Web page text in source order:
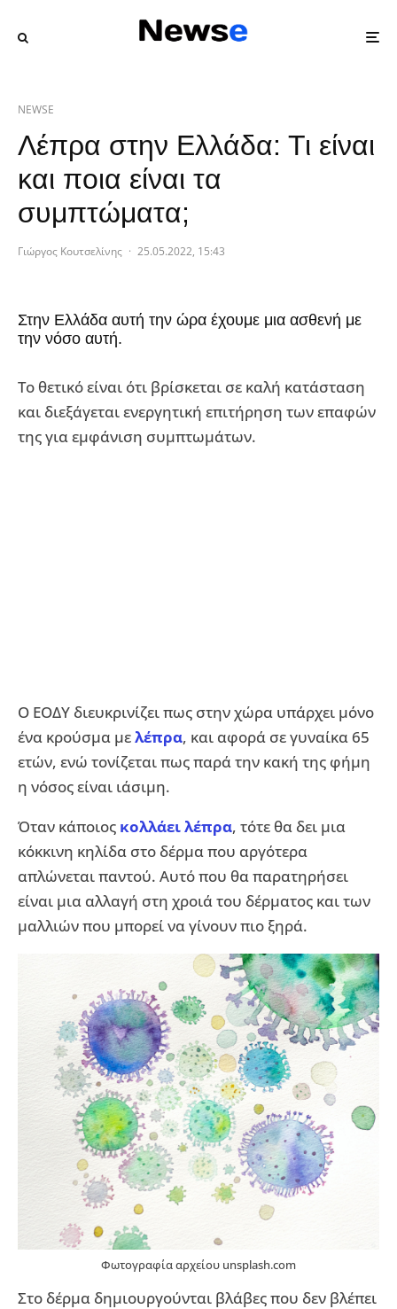
NEWSE
Λέπρα στην Ελλάδα: Τι είναι
και ποια είναι τα
συμπτώματα;
Γιώργος Κουτσελίνης · 25.05.2022, 15:43
Στην Ελλάδα αυτή την ώρα έχουμε μια ασθενή με
την νόσο αυτή.
Το θετικό είναι ότι βρίσκεται σε καλή κατάσταση
και διεξάγεται ενεργητική επιτήρηση των επαφών
της για εμφάνιση συμπτωμάτων.
Ο ΕΟΔΥ διευκρινίζει πως στην χώρα υπάρχει μόνο
ένα κρούσμα μελέπρα, και αφορά σε γυναίκα 65
ετών, ενώ τονίζεται πως παρά την κακή της φήμη
η νόσος είναι ιάσιμη.
Όταν κάποιος κολλάει λέπρα, τότε θα δει μια
κόκκινη κηλίδα στο δέρμα που αργότερα
απλώνεται παντού. Αυτό που θα παρατηρήσει
είναι μια αλλαγή στη χροιά του δέρματος και των
μαλλιών που μπορεί να γίνουν πιο ξηρά.
Φωτογραφία αρχείου unsplash.com
Στο δέρμα δημιουργούνται βλάβες που δεν βλέπει